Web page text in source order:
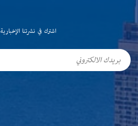
اشترك في نشرتنا الإخبارية